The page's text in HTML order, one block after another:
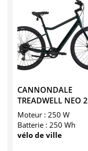
CANNONDALE
TREADWELL NEO 2
Moteur : 250 W
Batterie : 250 Wh
vélo de ville